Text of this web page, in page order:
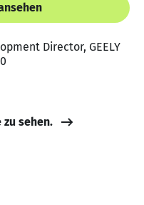
Director, GEELY
zu sehen.